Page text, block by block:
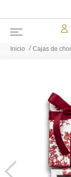
Inicio Cajas de